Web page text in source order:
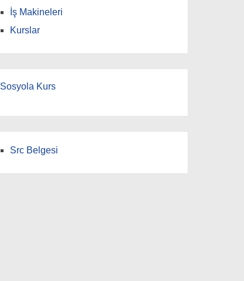
İş Makineleri
Kurslar
Sosyola Kurs
Src Belgesi